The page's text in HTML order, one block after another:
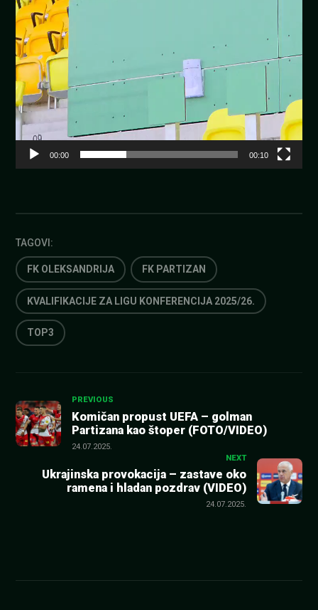
00:00 00:10
TAGOVI:
FK OLEKSANDRIJA FK PARTIZAN
KVALIFIKACIJE ZA LIGU KONFERENCIJA 2025/26.
TOP3
Kretanje
članka
PREVIOUS
Komičan propust UEFA – golman
Partizana kao štoper (FOTO/VIDEO)
24.07.2025.
NEXT
Ukrajinska provokacija – zastave oko
ramena i hladan pozdrav (VIDEO)
24.07.2025.